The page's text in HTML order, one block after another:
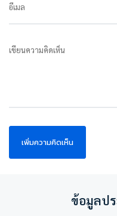
อีเมล
เขียนความคิดเห็น
ข้อมูลปร